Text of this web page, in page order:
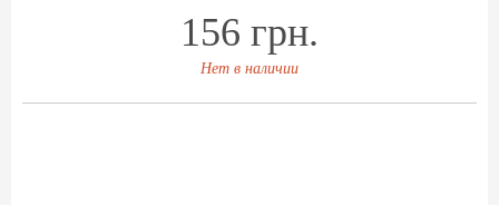
156 грн.
Нет в наличии